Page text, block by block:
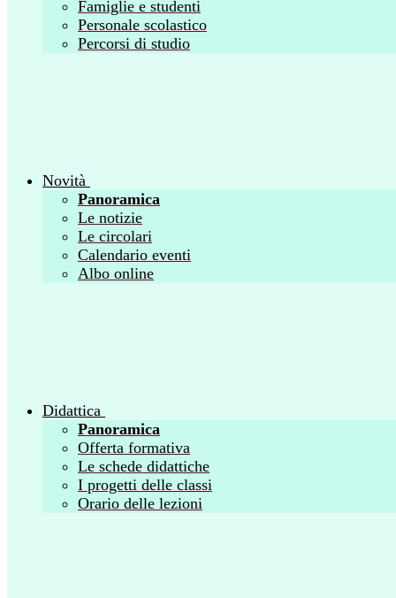
Famiglie e studenti
Personale scolastico
Percorsi di studio
Novità
Panoramica
Le notizie
Le circolari
Calendario eventi
Albo online
Didattica
Panoramica
Offerta formativa
Le schede didattiche
I progetti delle classi
Orario delle lezioni